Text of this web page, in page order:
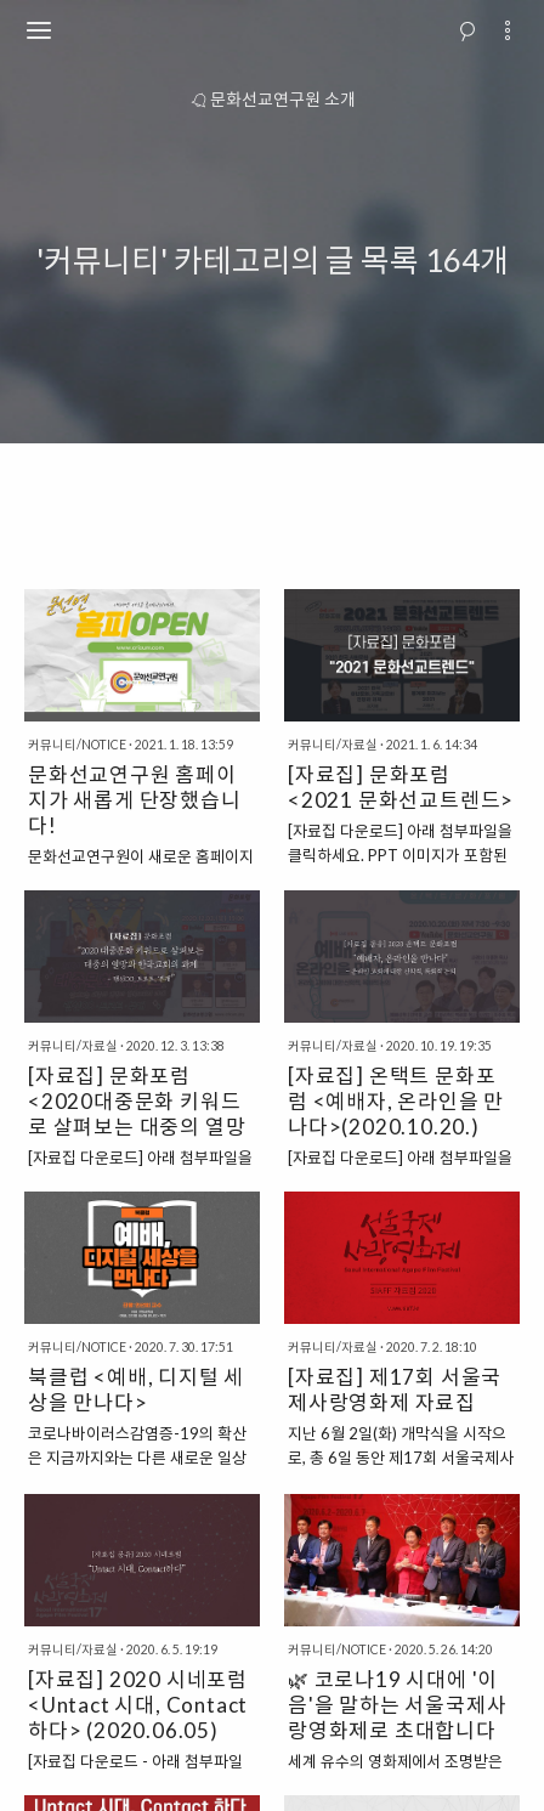
문화선교연구원 소개
'커뮤니티' 카테고리의 글 목록 164개
커뮤니티/NOTICE· 2021. 1. 18. 13:59
문화선교연구원 홈페이
지가 새롭게 단장했습니
다!
문화선교연구원이 새로운 홈페이지
www.cricum.org 계정이 약 10여
년 동안 홈페이지의 역할을 감당해
왔으나, 이용하시는 분들을 생각하
면 항상 아쉬움이 있었는데요. 이번
에 문선연의 콘텐츠들을 보다 잘 이
용하실 수 있도록 개편했습니다. 기
존 계정은 당분간 그대로 유지될 예
정입니다. 하지만 앞으로 업데이트
되는 부분은 새로운 홈페이지
www.cricum.com 에서 이루어질
예정이니 많이 찾아주세요. 늘 문화
선교연구원에 관심 가져주셔서 감
사드립니다! 새로운 홈페이지에서
뵈어요^^ 문화선교연구원 문화선
교연구원 www.cricum.com
커뮤니티/자료실 · 2021. 1. 6. 14:34
[자료집] 문화포럼
<2021 문화선교트렌드>
[자료집 다운로드] 아래 첨부파일을
클릭하세요. PPT 이미지가 포함된
idx=222)에서 다운로드 받으실 수
있습니다. 유튜브 채널 바로가기
커뮤니티/자료실 · 2020. 12. 3. 13:38
[자료집] 문화포럼
<2020대중문화 키워드
로 살펴보는 대중의 열망
과 한국교회의 과제: '랜
(2020.12.03.)
[자료집 다운로드] 아래 첨부파일을
커뮤니티/자료실 · 2020. 10. 19. 19:35
[자료집] 온택트 문화포
럼 <예배자, 온라인을 만
나다>(2020.10.20.)
[자료집 다운로드] 아래 첨부파일을
커뮤니티/NOTICE· 2020. 7. 30. 17:51
북클럽 <예배, 디지털 세
상을 만나다>
코로나바이러스감염증-19의 확산
은 지금까지와는 다른 새로운 일상
으로 비대면적 시도들이 이어졌으
며, 교회 역시 급변하는 상황으로부
터 영향을 받지 않을 수 없었습니다.
더욱이 온라인 예배와 관련해, 다양
한 쟁점이 존재하고 있음을 느끼고
그에 따라 논의의 장이 필요함을 여
실히 경험했습니다. 문화선교연구
원은 혼란스러웠던 2020년 상반기
신학적, 목회적 의제들을 짚고 함께
이야기 나누는 시간으로 북클럽 를
커뮤니티/자료실 · 2020. 7. 2. 18:10
[자료집] 제17회 서울국
제사랑영화제 자료집
지난 6월 2일(화) 개막식을 시작으
로, 총 6일 동안 제17회 서울국제사
화제의 키워드는 ‘이음’으로, 서로가
서로에게 연결되어 관계 맺는 것을
주제로 지역사회의 건강과 안전을
위해 생활 방역을 준수하며 다양한
영화와 포럼을 진행했습니다. 특별
히 이번 영화제는 코로나19 바이러
스에 따른 사회적 거리두기로 인해
많은 분들이 자리에 참여해주시지
못한 아쉬움이 있었습니다. 그래서
서울국제사랑영화제 사무국과 문화
및 시네포럼에서 함께 나눈 이야기
를 기록하여 자료집을 제작하였습
커뮤니티/자료실 · 2020. 6. 5. 19:19
[자료집] 2020 시네포럼
<Untact 시대, Contact
하다> (2020.06.05)
[자료집 다운로드 - 아래 첨부파일
커뮤니티/NOTICE· 2020. 5. 26. 14:20
🌿 코로나19 시대에 '이
음'을 말하는 서울국제사
랑영화제로 초대합니다
세계 유수의 영화제에서 조명받은